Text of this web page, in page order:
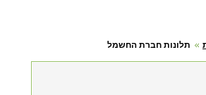
תלונות חברת החשמל